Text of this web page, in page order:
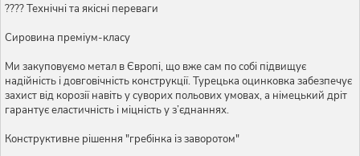
???? Технічні та якісні переваги
Сировина преміум-класу
Ми закуповуємо метал в Європі, що вже сам по собі підвищує
надійність і довговічність конструкції. Турецька оцинковка забезпечує
захист від корозії навіть у суворих польових умовах, а німецький дріт
гарантує еластичність і міцність у з’єднаннях.
Конструктивне рішення "гребінка із заворотом"